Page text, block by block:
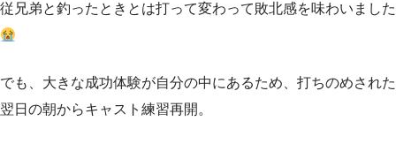
従兄弟と釣ったときとは打って変わって敗北感を味わいました
でも、大きな成功体験が自分の中にあるため、打ちのめされた
翌日の朝からキャスト練習再開。